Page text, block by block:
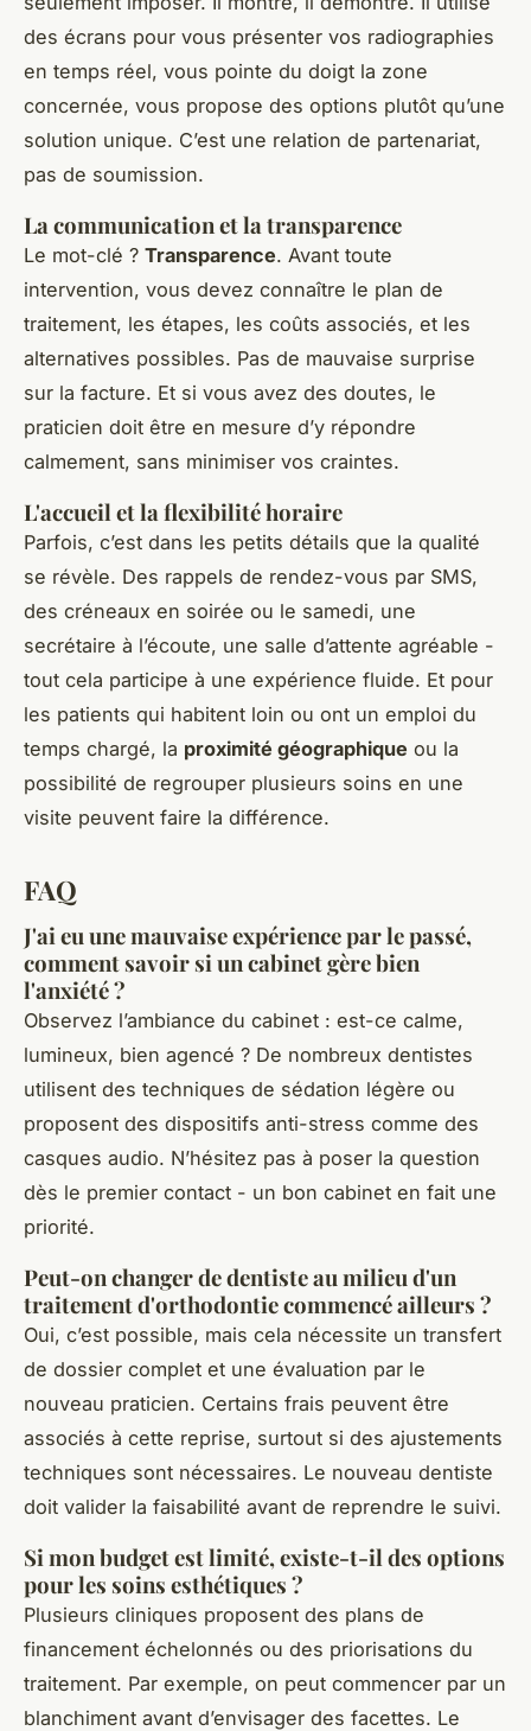
des écrans pour vous présenter vos radiographies
en temps réel, vous pointe du doigt la zone
concernée, vous propose des options plutôt qu’une
solution unique. C’est une relation de partenariat,
pas de soumission.
La communication et la transparence
Le mot-clé ? Transparence. Avant toute
intervention, vous devez connaître le plan de
traitement, les étapes, les coûts associés, et les
alternatives possibles. Pas de mauvaise surprise
sur la facture. Et si vous avez des doutes, le
praticien doit être en mesure d’y répondre
calmement, sans minimiser vos craintes.
L'accueil et la flexibilité horaire
Parfois, c’est dans les petits détails que la qualité
se révèle. Des rappels de rendez-vous par SMS,
des créneaux en soirée ou le samedi, une
secrétaire à l’écoute, une salle d’attente agréable -
tout cela participe à une expérience fluide. Et pour
les patients qui habitent loin ou ont un emploi du
temps chargé, la proximité géographique ou la
possibilité de regrouper plusieurs soins en une
visite peuvent faire la différence.
FAQ
J'ai eu une mauvaise expérience par le passé,
comment savoir si un cabinet gère bien
l'anxiété ?
Observez l’ambiance du cabinet : est-ce calme,
lumineux, bien agencé ? De nombreux dentistes
utilisent des techniques de sédation légère ou
proposent des dispositifs anti-stress comme des
casques audio. N’hésitez pas à poser la question
dès le premier contact - un bon cabinet en fait une
priorité.
Peut-on changer de dentiste au milieu d'un
traitement d'orthodontie commencé ailleurs ?
Oui, c’est possible, mais cela nécessite un transfert
de dossier complet et une évaluation par le
nouveau praticien. Certains frais peuvent être
associés à cette reprise, surtout si des ajustements
techniques sont nécessaires. Le nouveau dentiste
doit valider la faisabilité avant de reprendre le suivi.
Si mon budget est limité, existe-t-il des options
pour les soins esthétiques ?
Plusieurs cliniques proposent des plans de
financement échelonnés ou des priorisations du
traitement. Par exemple, on peut commencer par un
blanchiment avant d’envisager des facettes. Le